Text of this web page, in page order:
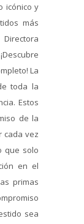
icónico y
más
La
toda la
Estos
de la
cada vez
que solo
en el
primas
sea